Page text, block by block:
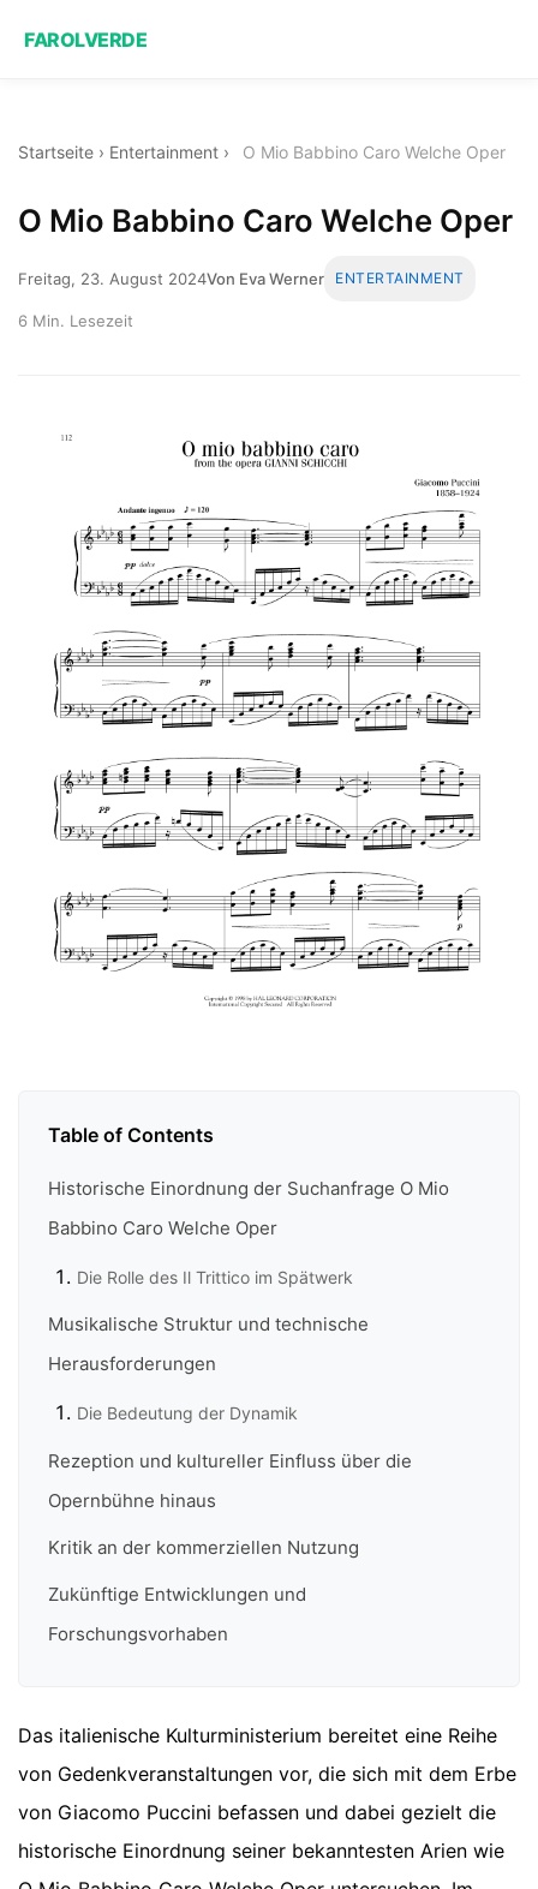
FAROLVERDE
Startseite › Entertainment › O Mio Babbino Caro Welche Oper
O Mio Babbino Caro Welche Oper
Freitag, 23. August 2024Von Eva Werner ENTERTAINMENT
6 Min. Lesezeit
Table of Contents
Historische Einordnung der Suchanfrage O Mio
Babbino Caro Welche Oper
Die Rolle des Il Trittico im Spätwerk
Musikalische Struktur und technische
Herausforderungen
Die Bedeutung der Dynamik
Rezeption und kultureller Einfluss über die
Opernbühne hinaus
Kritik an der kommerziellen Nutzung
Zukünftige Entwicklungen und
Forschungsvorhaben
Das italienische Kulturministerium bereitet eine Reihe
von Gedenkveranstaltungen vor, die sich mit dem Erbe
von Giacomo Puccini befassen und dabei gezielt die
historische Einordnung seiner bekanntesten Arien wie